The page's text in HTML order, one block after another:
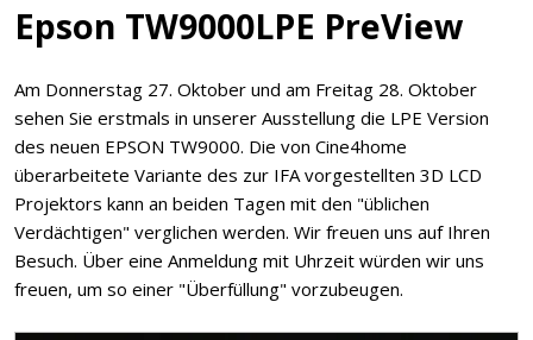
Epson TW9000LPE PreView
Am Donnerstag 27. Oktober und am Freitag 28. Oktober
sehen Sie erstmals in unserer Ausstellung die LPE Version
des neuen EPSON TW9000. Die von Cine4home
überarbeitete Variante des zur IFA vorgestellten 3D LCD
Projektors kann an beiden Tagen mit den "üblichen
Verdächtigen" verglichen werden. Wir freuen uns auf Ihren
Besuch. Über eine Anmeldung mit Uhrzeit würden wir uns
freuen, um so einer "Überfüllung" vorzubeugen.